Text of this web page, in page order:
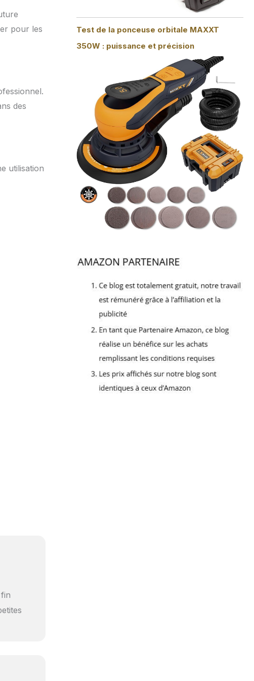
pour les
des
utilisation
Test de la ponceuse orbitale MAXXT
350W : puissance et précision